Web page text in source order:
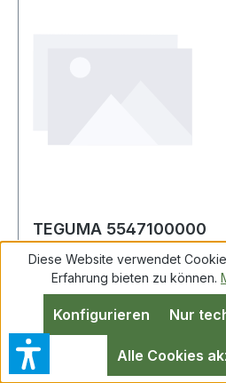
TEGUMA 5547100000
Edelstahl
TEGUMA 5547100000
Typ MMS VA (1.4404) IG
Mit Innengewinde · gerilltem
Diese Website verwendet
Erfahrung bieten zu können.
Nur
Konfigurieren
Alle Cookies